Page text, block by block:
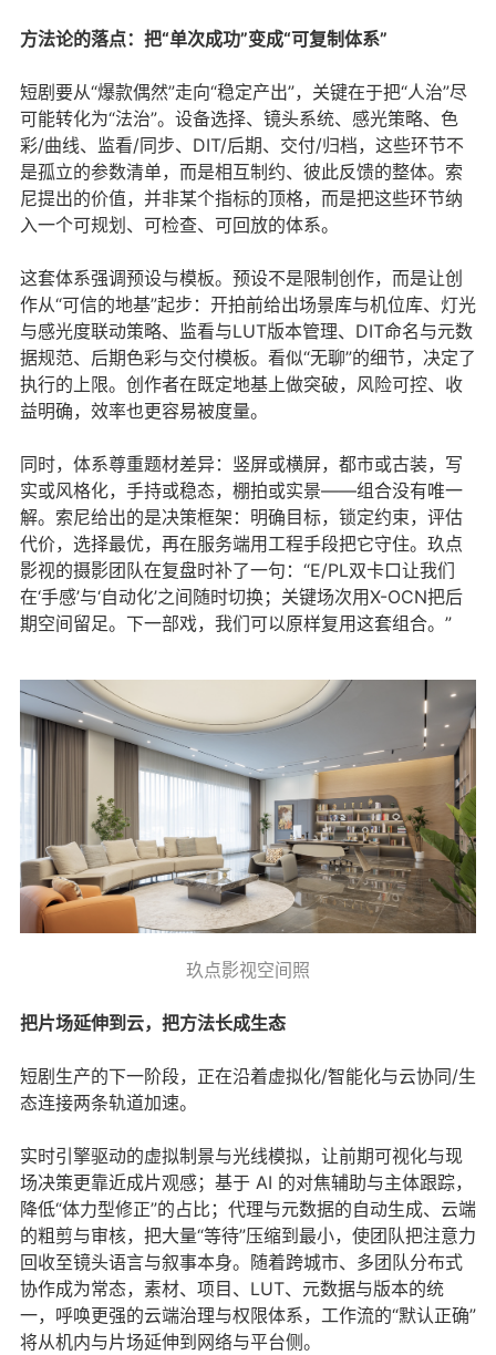
方法论的落点：把“单次成功”变成“可复制体系”
短剧要从“爆款偶然”走向“稳定产出”，关键在于把“人治”尽
可能转化为“法治”。设备选择、镜头系统、感光策略、色
彩/曲线、监看/同步、DIT/后期、交付/归档，这些环节不
是孤立的参数清单，而是相互制约、彼此反馈的整体。索
尼提出的价值，并非某个指标的顶格，而是把这些环节纳
入一个可规划、可检查、可回放的体系。
这套体系强调预设与模板。预设不是限制创作，而是让创
作从“可信的地基”起步：开拍前给出场景库与机位库、灯光
与感光度联动策略、监看与LUT版本管理、DIT命名与元数
据规范、后期色彩与交付模板。看似“无聊”的细节，决定了
执行的上限。创作者在既定地基上做突破，风险可控、收
益明确，效率也更容易被度量。
同时，体系尊重题材差异：竖屏或横屏，都市或古装，写
实或风格化，手持或稳态，棚拍或实景——组合没有唯一
解。索尼给出的是决策框架：明确目标，锁定约束，评估
代价，选择最优，再在服务端用工程手段把它守住。玖点
影视的摄影团队在复盘时补了一句：“E/PL双卡口让我们
在‘手感’与‘自动化’之间随时切换；关键场次用X-OCN把后
期空间留足。下一部戏，我们可以原样复用这套组合。”
玖点影视空间照
把片场延伸到云，把方法长成生态
短剧生产的下一阶段，正在沿着虚拟化/智能化与云协同/生
态连接两条轨道加速。
实时引擎驱动的虚拟制景与光线模拟，让前期可视化与现
场决策更靠近成片观感；基于 AI 的对焦辅助与主体跟踪，
降低“体力型修正”的占比；代理与元数据的自动生成、云端
的粗剪与审核，把大量“等待”压缩到最小，使团队把注意力
回收至镜头语言与叙事本身。随着跨城市、多团队分布式
协作成为常态，素材、项目、LUT、元数据与版本的统
一，呼唤更强的云端治理与权限体系，工作流的“默认正确”
将从机内与片场延伸到网络与平台侧。